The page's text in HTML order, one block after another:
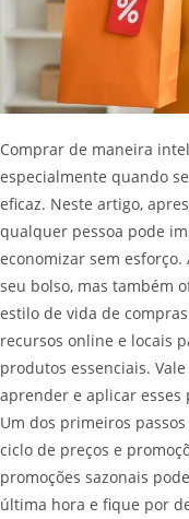
Comprar de maneira
especialmente quando
eficaz. Neste artigo,
qualquer pessoa pode
economizar sem
seu bolso, mas também
estilo de vida de
recursos online e locais
produtos essenciais.
aprender e aplicar
Um dos primeiros
ciclo de preços e
promoções sazonais
última hora e fique por